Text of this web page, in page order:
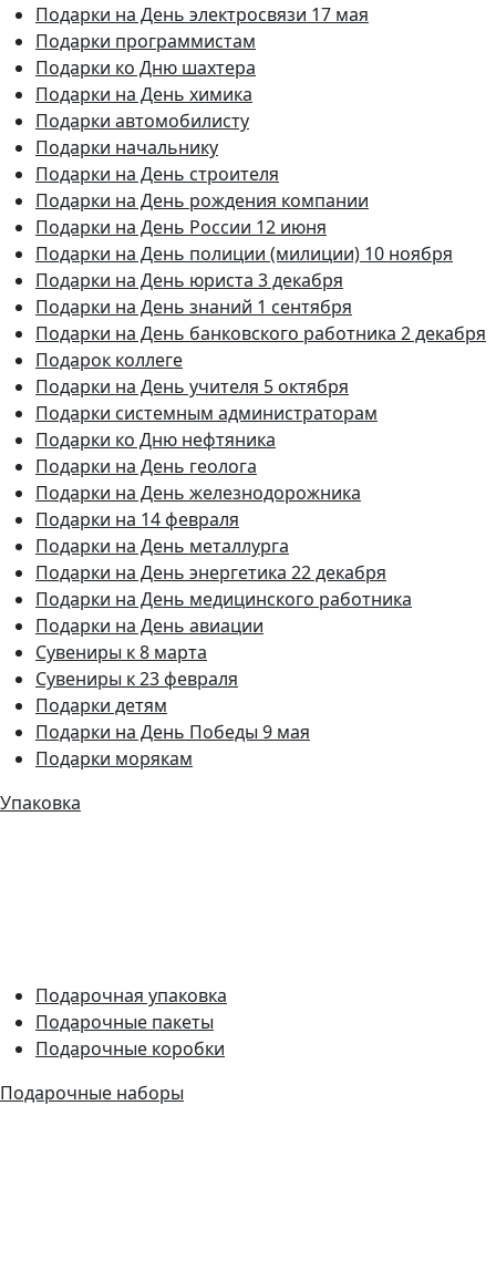
Подарки на День электросвязи 17 мая
Подарки программистам
Подарки ко Дню шахтера
Подарки на День химика
Подарки автомобилисту
Подарки начальнику
Подарки на День строителя
Подарки на День рождения компании
Подарки на День России 12 июня
Подарки на День полиции (милиции) 10 ноября
Подарки на День юриста 3 декабря
Подарки на День знаний 1 сентября
Подарки на День банковского работника 2 декабря
Подарок коллеге
Подарки на День учителя 5 октября
Подарки системным администраторам
Подарки ко Дню нефтяника
Подарки на День геолога
Подарки на День железнодорожника
Подарки на 14 февраля
Подарки на День металлурга
Подарки на День энергетика 22 декабря
Подарки на День медицинского работника
Подарки на День авиации
Сувениры к 8 марта
Сувениры к 23 февраля
Подарки детям
Подарки на День Победы 9 мая
Подарки морякам
Упаковка
Подарочная упаковка
Подарочные пакеты
Подарочные коробки
Подарочные наборы